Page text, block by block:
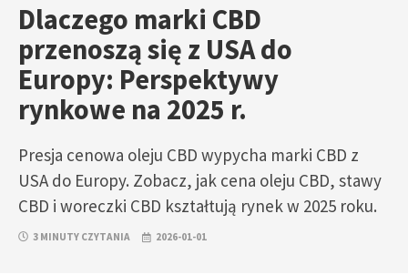
Dlaczego marki CBD
przenoszą się z USA do
Europy: Perspektywy
rynkowe na 2025 r.
Presja cenowa oleju CBD wypycha marki CBD z
USA do Europy. Zobacz, jak cena oleju CBD, stawy
CBD i woreczki CBD kształtują rynek w 2025 roku.
3 MINUTY CZYTANIA 2026-01-01